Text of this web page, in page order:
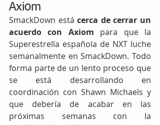
Axiom
SmackDown está cerca de cerrar un
acuerdo con Axiom para que la
Superestrella española de NXT luche
semanalmente en SmackDown. Todo
forma parte de un lento proceso que
se está desarrollando en
coordinación con Shawn Michaels y
que debería de acabar en las
próximas semanas con la